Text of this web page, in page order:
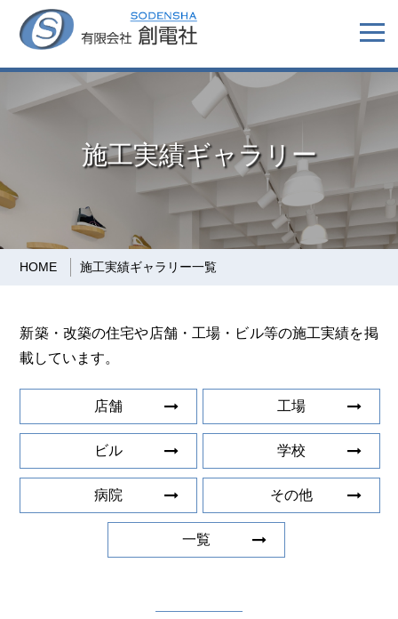
施工実績ギャラリー
HOME 施工実績ギャラリー一覧
新築・改築の住宅や店舗・工場・ビル等の施工実績を掲
載しています。
店舗 工場
ビル 学校
病院 その他
一覧